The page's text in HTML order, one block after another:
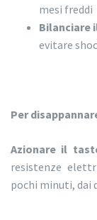
mesi freddi
Bilanciare
evitare
Per
Azionare il
resistenze
pochi minuti, dai